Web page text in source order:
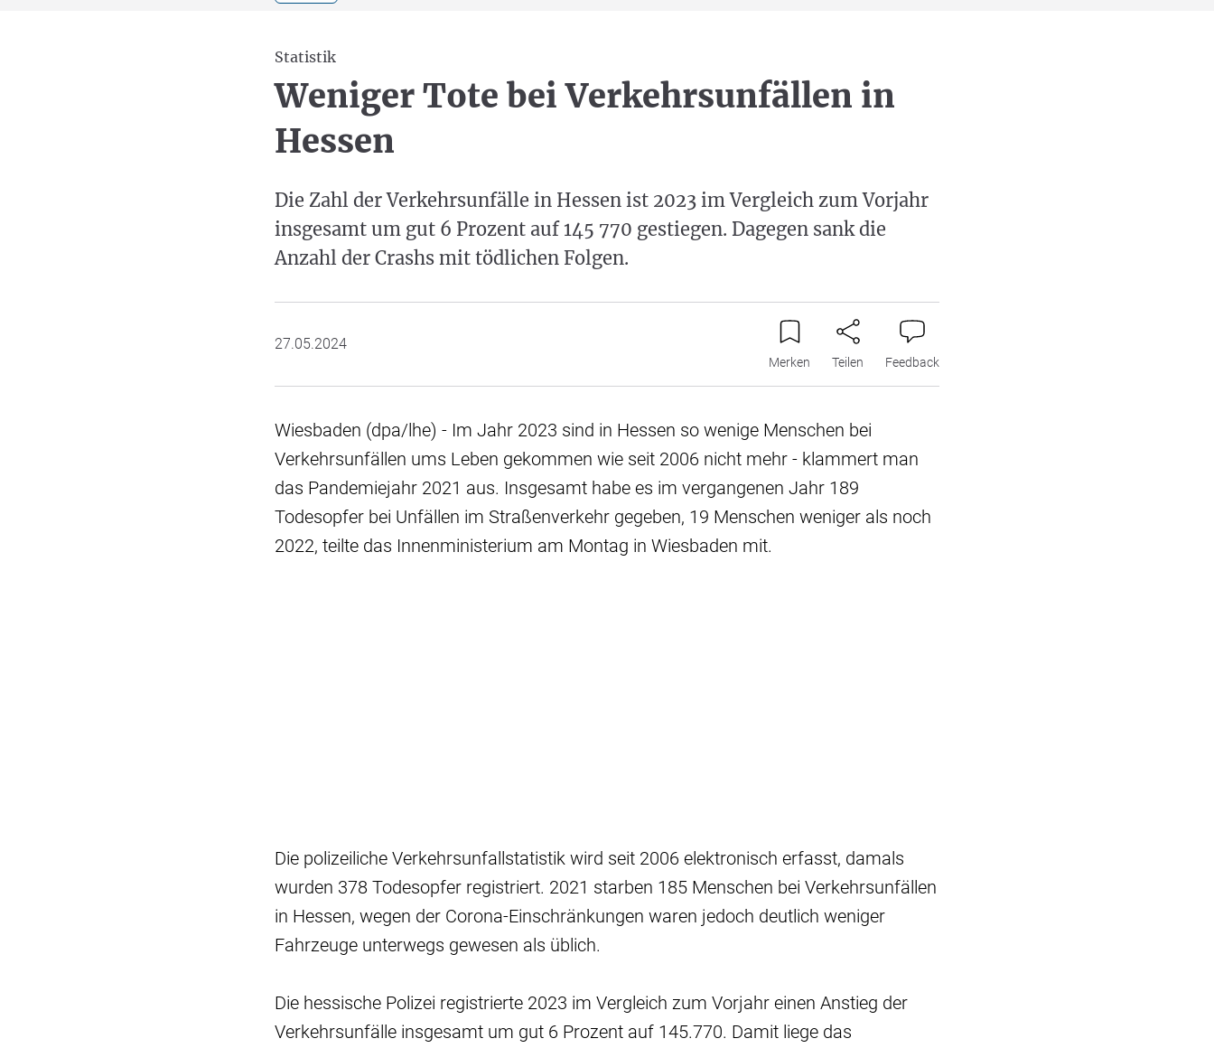
Statistik
Weniger Tote bei Verkehrsunfällen in
Hessen
Die Zahl der Verkehrsunfälle in Hessen ist 2023 im Vergleich zum Vorjahr
insgesamt um gut 6 Prozent auf 145 770 gestiegen. Dagegen sank die
Anzahl der Crashs mit tödlichen Folgen.
27.05.2024
Merken Teilen Feedback
Wiesbaden (dpa/lhe) - Im Jahr 2023 sind in Hessen so wenige Menschen bei
Verkehrsunfällen ums Leben gekommen wie seit 2006 nicht mehr - klammert man
das Pandemiejahr 2021 aus. Insgesamt habe es im vergangenen Jahr 189
Todesopfer bei Unfällen im Straßenverkehr gegeben, 19 Menschen weniger als noch
2022, teilte das Innenministerium am Montag in Wiesbaden mit.
Die polizeiliche Verkehrsunfallstatistik wird seit 2006 elektronisch erfasst, damals
wurden 378 Todesopfer registriert. 2021 starben 185 Menschen bei Verkehrsunfällen
in Hessen, wegen der Corona-Einschränkungen waren jedoch deutlich weniger
Fahrzeuge unterwegs gewesen als üblich.
Die hessische Polizei registrierte 2023 im Vergleich zum Vorjahr einen Anstieg der
Verkehrsunfälle insgesamt um gut 6 Prozent auf 145.770. Damit liege das